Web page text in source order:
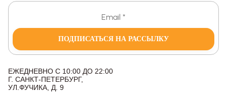
ПОДПИСАТЬСЯ НА РАССЫЛКУ
ЕЖЕДНЕВНО С 10:00 ДО 22:00
Г. САНКТ-ПЕТЕРБУРГ,
УЛ.ФУЧИКА, Д. 9